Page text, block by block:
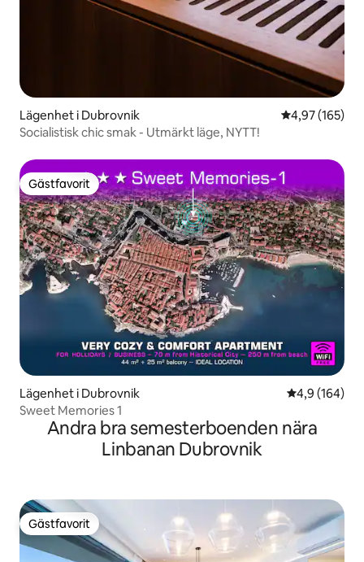
Lägenhet i Dubrovnik 4,97 av 5 i
4,97 (165)
Socialistisk chic smak - Utmärkt läge, NYTT!
Gästfavorit
Gästfavorit
Lägenhet i Dubrovnik 4,9 av 5 i
4,9 (164)
Sweet Memories 1
Andra bra semesterboenden nära
Linbanan Dubrovnik
Gästfavorit
Gästfavorit